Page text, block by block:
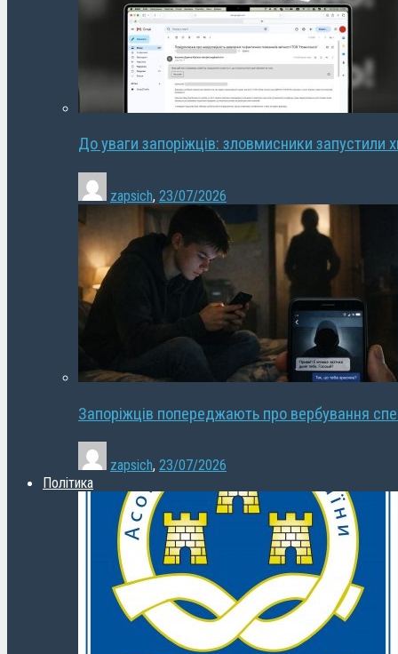
До уваги запоріжців: зловмисники запустили
zapsich, 23/07/2026
Запоріжців попереджають про вербування
zapsich, 23/07/2026
Політика